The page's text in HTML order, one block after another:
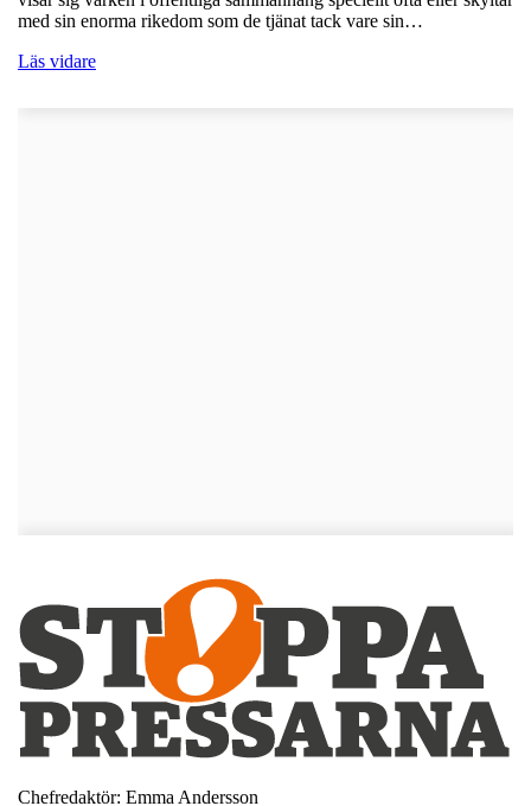
med sin enorma rikedom som de tjänat tack vare sin…
Läs vidare
Chefredaktör: Emma Andersson